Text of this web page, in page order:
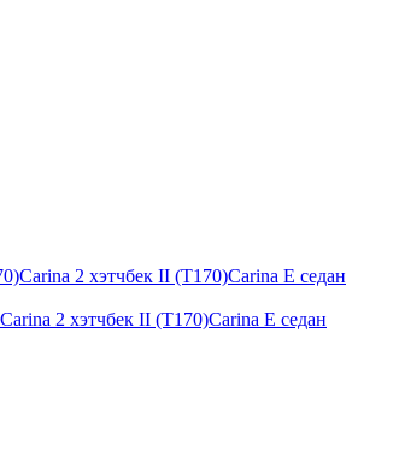
2 хэтчбек II (T170)Carina E седан